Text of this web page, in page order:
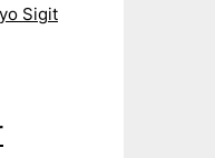
Sigit